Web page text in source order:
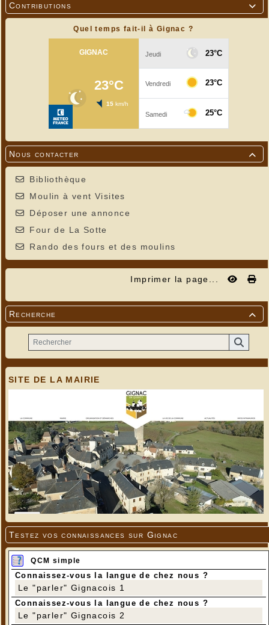

Contributions
Quel temps fait-il à Gignac ?

Nous contacter
Bibliothèque
Moulin à vent Visites
Déposer une annonce
Four de La Sotte
Rando des fours et des moulins
Imprimer la page...

Recherche
SITE DE LA MAIRIE
Testez vos connaissances sur Gignac
QCM simple
Connaissez-vous la langue de chez nous ?
Le "parler" Gignacois 1
Connaissez-vous la langue de chez nous ?
Le "parler" Gignacois 2